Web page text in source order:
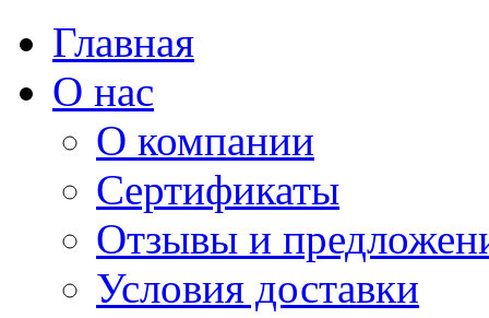
Главная
О нас
О компании
Сертификаты
Отзывы и
Условия доставки